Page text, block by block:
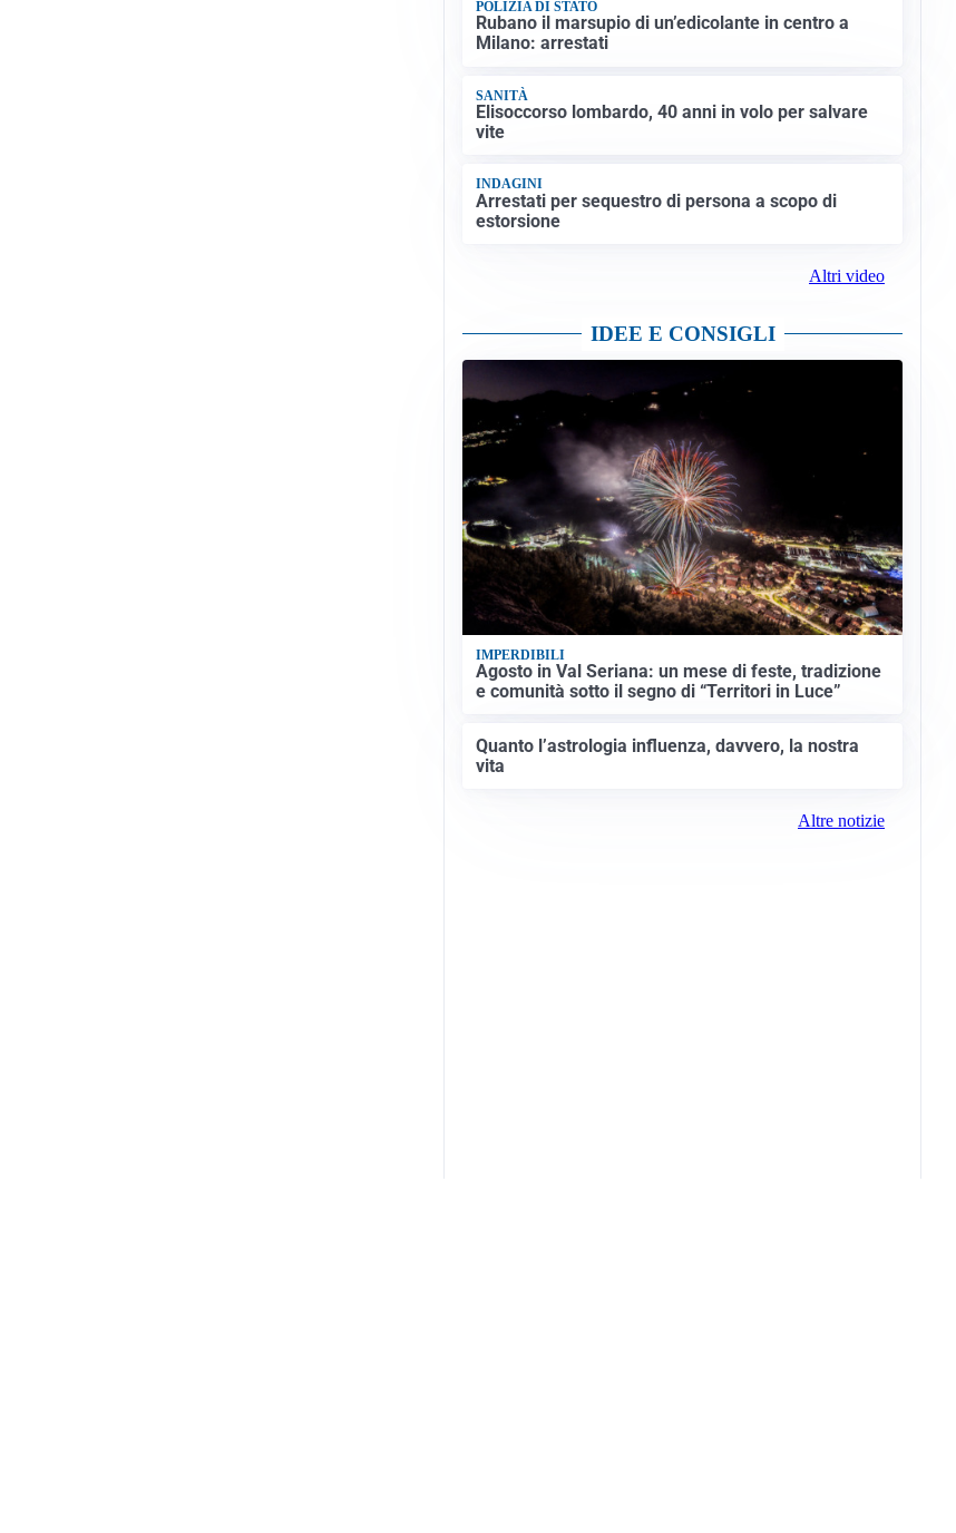
POLIZIA DI STATO
Rubano il marsupio di un’edicolante in centro a
Milano: arrestati
SANITÀ
Elisoccorso lombardo, 40 anni in volo per salvare
vite
INDAGINI
Arrestati per sequestro di persona a scopo di
estorsione
Altri video
IDEE E CONSIGLI
IMPERDIBILI
Agosto in Val Seriana: un mese di feste, tradizione
e comunità sotto il segno di “Territori in Luce”
Quanto l’astrologia influenza, davvero, la nostra
vita
Altre notizie